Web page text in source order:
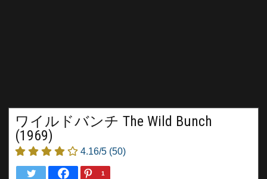
ワイルドバンチ The Wild Bunch
(1969)
4.16/5 (50)
1